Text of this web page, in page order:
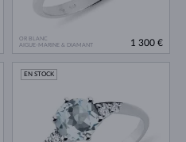
OR BLANC
AIGUE-MARINE & DIAMANT
1 300 €
EN STOCK